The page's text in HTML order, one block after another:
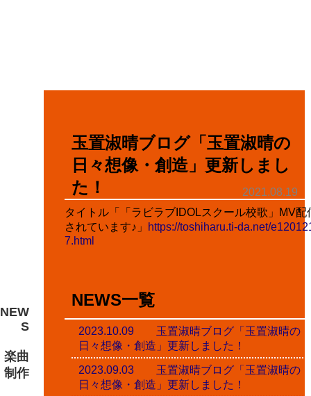
NEW
S
楽曲
制作
玉置淑晴ブログ「玉置淑晴の
日々想像・創造」更新しまし
た！
2021.08.19
タイトル「「ラビラブIDOLスクール校歌」MV配
されています♪」
https://toshiharu.ti-da.net/
7.html
NEWS一覧
2023.10.09 玉置淑晴ブログ「玉置淑晴の
日々想像・創造」更新しました！
2023.09.03 玉置淑晴ブログ「玉置淑晴の
日々想像・創造」更新しました！